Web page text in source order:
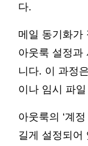
다.
메일 동기화가
아웃룩 설정과
니다. 이 과정
이나 임시 파
아웃룩의 ‘계
길게 설정되어